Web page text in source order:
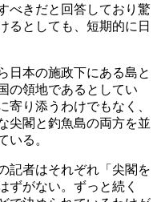
べきだと回答しており驚
るとしても、短期的に日
日本の施政下にある島と
の領地であるとしてい
寄り添うわけでもなく、
尖閣と釣魚島の両方を並
いる。
記者はそれぞれ「尖閣を
ずがない。ずっと続く